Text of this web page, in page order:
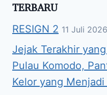
TERBARU
RESIGN 2 11 Juli 2026
Jejak Terakhir
Pulau Komodo,
Kelor yang Menjadi